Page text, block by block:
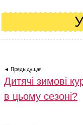
◄ Предыдущая
Дитячі зимові
в цьому сезоні?